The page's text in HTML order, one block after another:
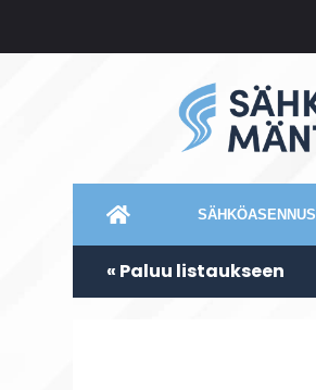
SÄHKÖASENNUS
« Paluu listaukseen